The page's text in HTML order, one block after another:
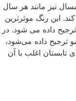
نیز مانند هر سال
این رنگ موثرترین
داده می شود. در
ترجیح داده می‌شود،
تابستان اغلب با آن